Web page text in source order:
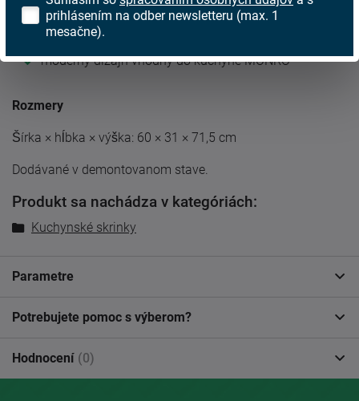
úchytka: 19,2 cm
materiál: laminovaná DTD, hrúbka 1,6 cm
moderný dizajn vhodný do kuchyne MONRO
Rozmery
Šírka × hĺbka × výška: 60 × 31 × 71,5 cm
Dodávané v demontovanom stave.
Produkt sa nachádza v kategóriách:
Kuchynské skrinky
Parametre
Potrebujete pomoc s výberom?
Hodnocení (0)
prihlásením na odber newsletteru (max. 1
mesačne).